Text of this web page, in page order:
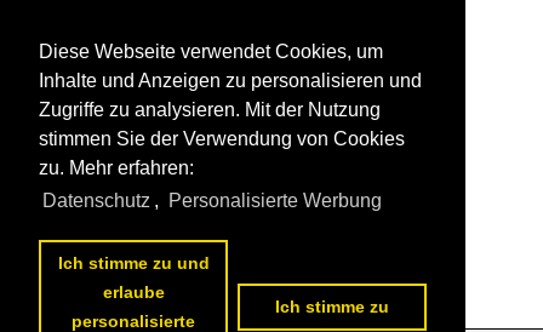
Diese Webseite verwendet Cookies, um
Inhalte und Anzeigen zu personalisieren und
Zugriffe zu analysieren. Mit der Nutzung
stimmen Sie der Verwendung von Cookies
zu. Mehr erfahren:
Datenschutz , Personalisierte Werbung
Ich stimme zu und
erlaube
personalisierte
Ich stimme zu